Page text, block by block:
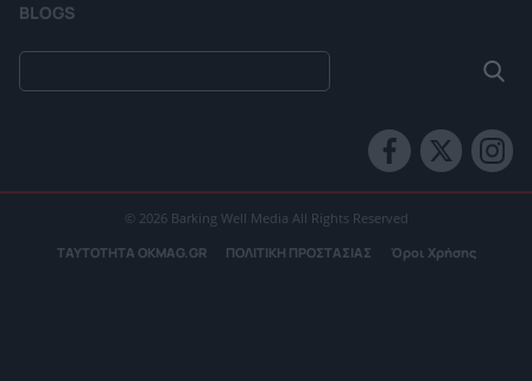
BLOGS
© 2026 Barking Well Media All Rights Reserved
ΤΑΥΤΟΤΗΤΑ OKMAG.GR ΠΟΛΙΤΙΚΗ ΠΡΟΣΤΑΣΙΑΣ Όροι Χρήσης